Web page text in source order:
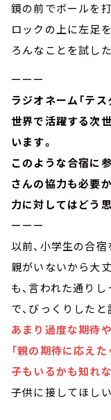
鏡の前でボールを
ロックの上に左足
ろんなことを試し
ーーー
ラジオネーム「テス
世界で活躍する次
います。
このような合宿に
さんの協力も必要
力に対してはどう
ーーー
以前、小学生の合宿
親がいないから大
も、言われた通り
で、びっくりしたと
あまり過度な期待
「親の期待に応え
子もいるかも知れ
子供に接してほし